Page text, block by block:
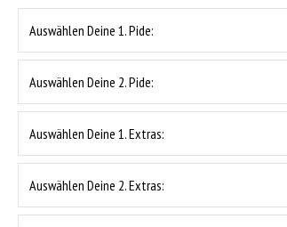
Auswählen Deine 1. Pide:
Auswählen Deine 2. Pide:
Auswählen Deine 1. Extras:
Auswählen Deine 2. Extras: